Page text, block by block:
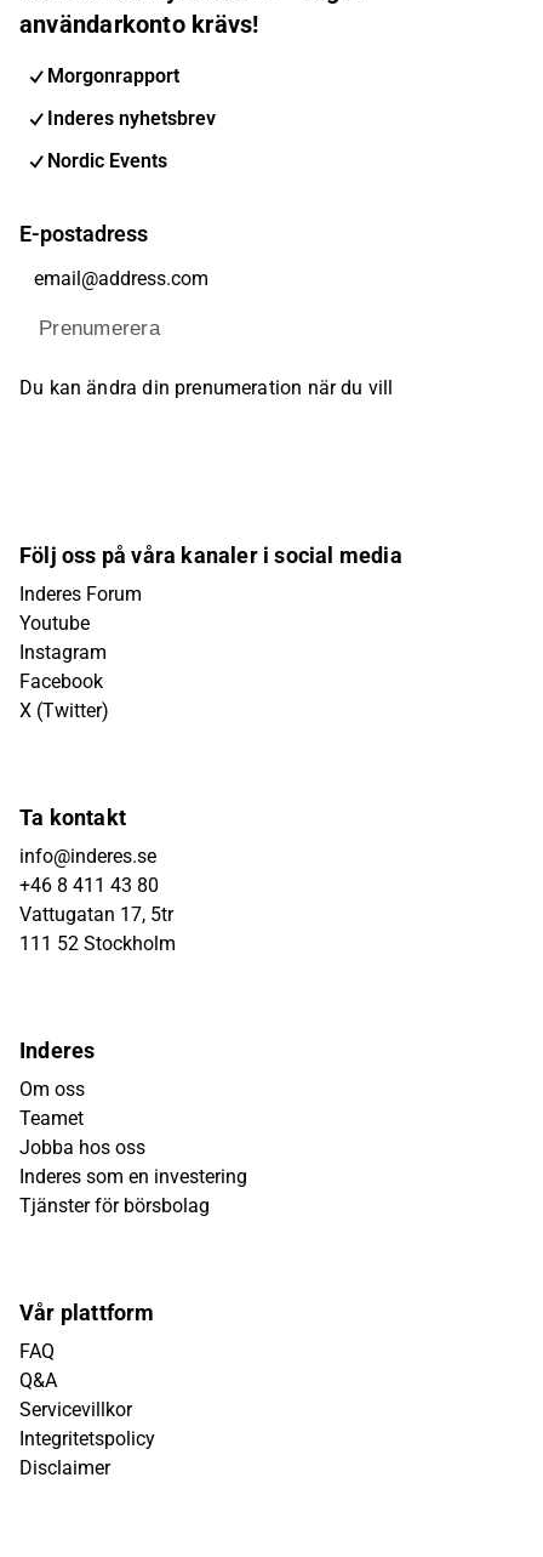
användarkonto krävs!
Morgonrapport
Inderes nyhetsbrev
Nordic Events
E-postadress
Prenumerera
Du kan ändra din prenumeration när du vill
Följ oss på våra kanaler i social media
Inderes Forum
Youtube
Instagram
Facebook
X (Twitter)
Ta kontakt
info@inderes.se
+46 8 411 43 80
Vattugatan 17, 5tr
111 52 Stockholm
Inderes
Om oss
Teamet
Jobba hos oss
Inderes som en investering
Tjänster för börsbolag
Vår plattform
FAQ
Q&A
Servicevillkor
Integritetspolicy
Disclaimer